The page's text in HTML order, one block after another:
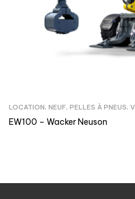
LOCATION, NEUF, PELLES À PNEUS,
EW100 – Wacker Neuson